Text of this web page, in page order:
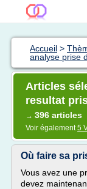
Accueil >
analyse prise
Articles
resultat
→ 396 articles
Voir également5
Où faire sa
Vous avez une
devez